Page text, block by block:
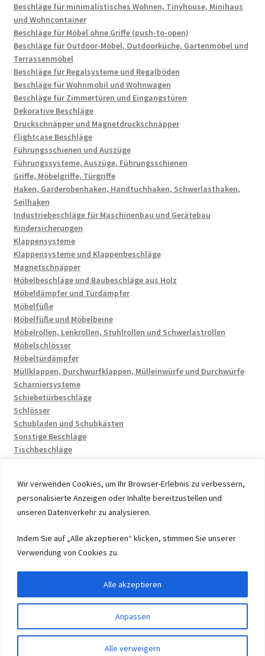
Wir verwenden Cookies, um Ihr Browser-Erlebnis zu verbessern,
personalisierte Anzeigen oder Inhalte bereitzustellen und
unseren Datenverkehr zu analysieren.
Indem Sie auf „Alle akzeptieren“ klicken, stimmen Sie unserer
Verwendung von Cookies zu.
Anpassen
Alle verweigern
Alle akzeptieren
Beschläge für minimalistisches Wohnen, Tinyhouse, Minihaus
und Wohncontainer
Beschläge für Möbel ohne Griffe (push-to-open)
Beschläge für Outdoor-Möbel, Outdoorküche, Gartenmöbel und
Terrassenmöbel
Beschläge für Regalsysteme und Regalböden
Beschläge für Wohnmobil und Wohnwagen
Beschläge für Zimmertüren und Eingangstüren
Dekorative Beschläge
Druckschnäpper und Magnetdruckschnäpper
Flightcase Beschläge
Führungsschienen und Auszüge
Führungssysteme, Auszüge, Führungsschienen
Griffe, Möbelgriffe, Türgriffe
Haken, Garderobenhaken, Handtuchhaken, Schwerlasthaken,
Seilhaken
Industriebeschläge für Maschinenbau und Gerätebau
Kindersicherungen
Klappensysteme
Klappensysteme und Klappenbeschläge
Magnetschnäpper
Möbelbeschläge und Baubeschläge aus Holz
Möbeldämpfer und Türdämpfer
Möbelfüße
Möbelfüße und Möbelbeine
Möbelrollen, Lenkrollen, Stuhlrollen und Schwerlastrollen
Möbelschlösser
Möbeltürdämpfer
Müllklappen, Durchwurfklappen, Mülleinwürfe und Durchwürfe
Scharniersysteme
Schiebetürbeschläge
Schlösser
Schubladen und Schubkästen
Sonstige Beschläge
Tischbeschläge
© 2026 by UMAXO Germany, member of the ERUON Group.
High quality Fittings, mechanical Components and